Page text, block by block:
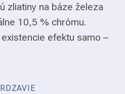
zliatiny na báze železa
10,5 % chrómu.
efektu samo –